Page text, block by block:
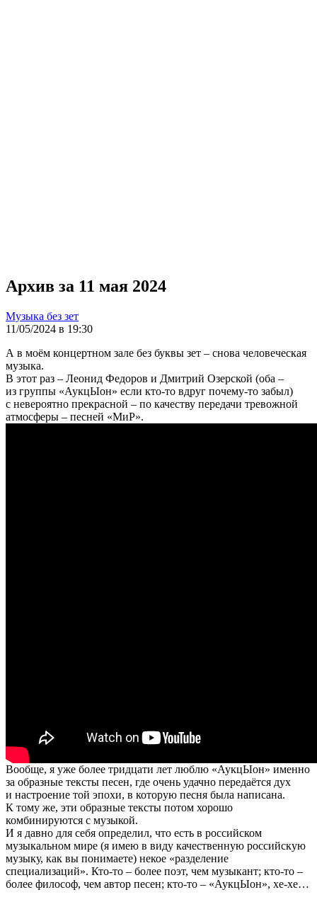
Архив за 11 мая 2024
Музыка без зет
11/05/2024 в 19:30
А в моём концертном зале без буквы зет – снова человеческая
музыка.
В этот раз – Леонид Федоров и Дмитрий Озерской (оба –
из группы «АукцЫон» если кто-то вдруг почему-то забыл)
с невероятно прекрасной – по качеству передачи тревожной
атмосферы – песней «МиР».
Вообще, я уже более тридцати лет люблю «АукцЫон» именно
за образные тексты песен, где очень удачно передаётся дух
и настроение той эпохи, в которую песня была написана.
К тому же, эти образные тексты потом хорошо
комбинируются с музыкой.
И я давно для себя определил, что есть в российском
музыкальном мире (я имею в виду качественную российскую
музыку, как вы понимаете) некое «разделение
специализаций». Кто-то – более поэт, чем музыкант; кто-то –
более философ, чем автор песен; кто-то – «АукцЫон», хе-хе…